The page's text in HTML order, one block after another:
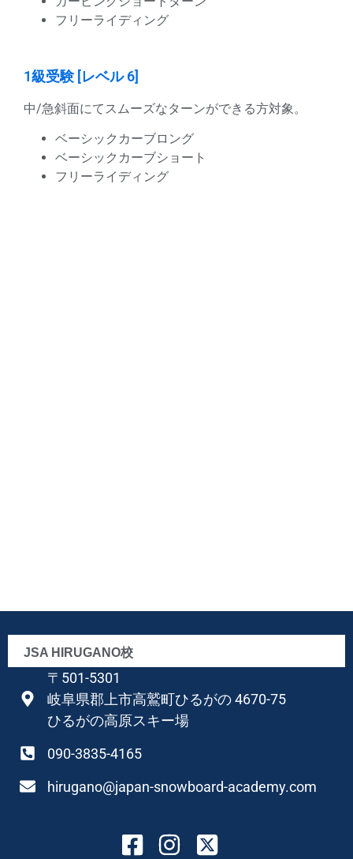
フリーライディング
1級受験 [レベル 6]
中/急斜面にてスムーズなターンができる方対象。
ベーシックカーブロング
ベーシックカーブショート
フリーライディング
JSA HIRUGANO校
〒501-5301
岐阜県郡上市高鷲町ひるがの 4670-75
ひるがの高原スキー場
090-3835-4165
hirugano@japan-snowboard-academy.com